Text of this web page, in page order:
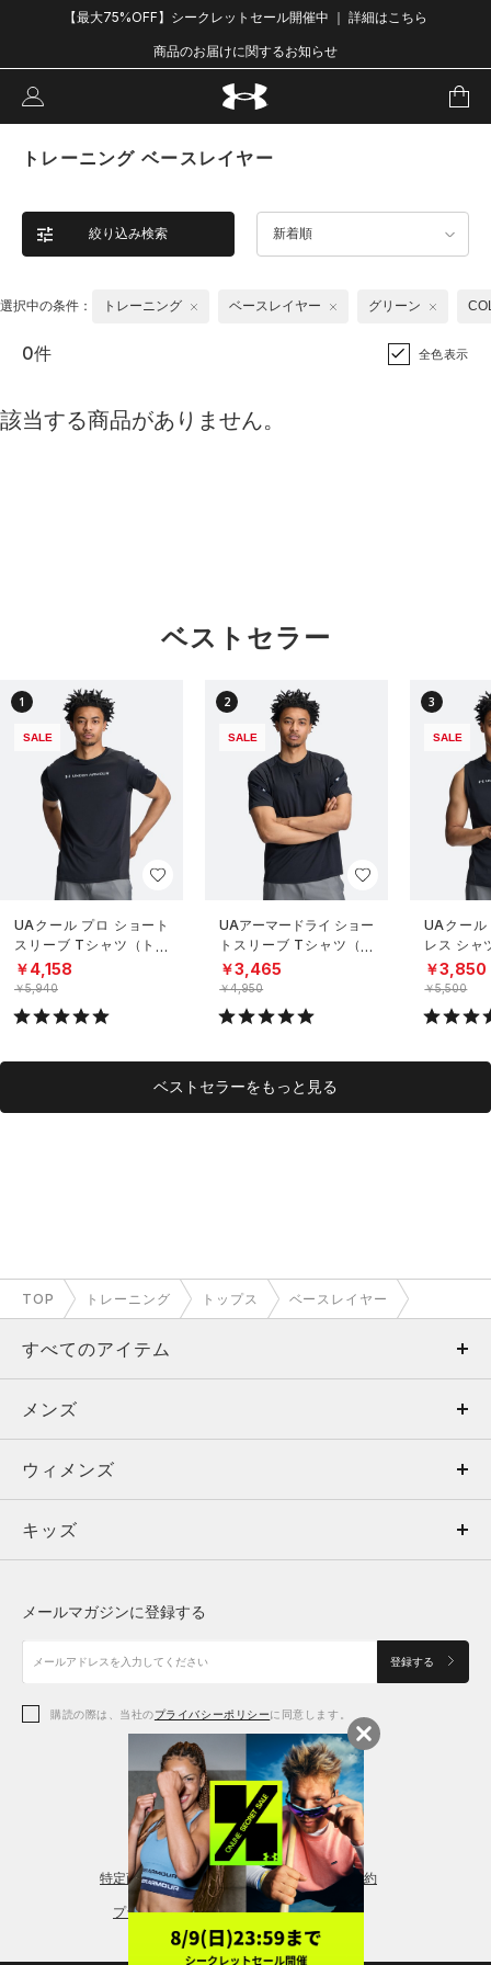
【最大75%OFF】シークレットセール開催中 ｜ 詳細はこちら
商品のお届けに関するお知らせ
トレーニング ベースレイヤー
絞り込み検索 新着順
選択中の条件： トレーニング ベースレイヤー グリーン
0件 全色表示
該当する商品がありません。
ベストセラー
1
SALE
UAクール プロ ショート
スリーブ Tシャツ（トレ
ーニング/MEN）
￥4,158
￥5,940
2
SALE
UAアーマードライ ショー
トスリーブ Tシャツ（ト
レーニング/MEN）
￥3,465
￥4,950
3
SALE
UAクール
レス シャ
グ/MEN）
￥3,850
￥5,500
ベストセラーをもっと見る
TOP トレーニング トップス ベースレイヤー
すべてのアイテム
メンズ
ウィメンズ
キッズ
アクセサリー
メンズ
トップス
ボトムス
アクセサリー
ウィメンズ
トップス
シューズ
アクセサリー
レギンス＆タイツ
キッズ
シューズ
メールマガジンに登録する
登録する
購読の際は、当社のプライバシーポリシーに同意します。
特定商取引法に基づく通販の表記 会員規約
プライバシーポリシー